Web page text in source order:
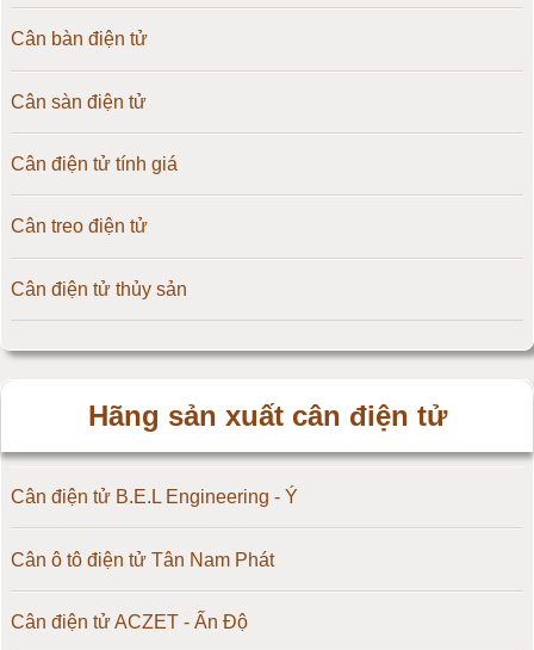
Cân bàn điện tử
Cân sàn điện tử
Cân điện tử tính giá
Cân treo điện tử
Cân điện tử thủy sản
Hãng sản xuất cân điện tử
Cân điện tử B.E.L Engineering - Ý
Cân ô tô điện tử Tân Nam Phát
Cân điện tử ACZET - Ấn Độ